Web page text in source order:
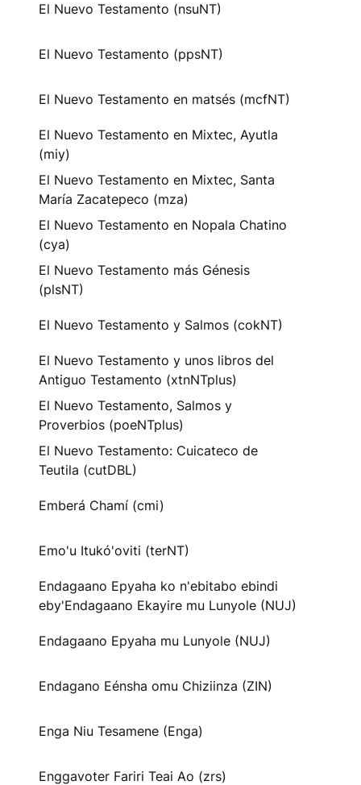
El Nuevo Testamento (nsuNT)
El Nuevo Testamento (ppsNT)
El Nuevo Testamento en matsés (mcfNT)
El Nuevo Testamento en Mixtec, Ayutla
(miy)
El Nuevo Testamento en Mixtec, Santa
María Zacatepeco (mza)
El Nuevo Testamento en Nopala Chatino
(cya)
El Nuevo Testamento más Génesis
(plsNT)
El Nuevo Testamento y Salmos (cokNT)
El Nuevo Testamento y unos libros del
Antiguo Testamento (xtnNTplus)
El Nuevo Testamento, Salmos y
Proverbios (poeNTplus)
El Nuevo Testamento: Cuicateco de
Teutila (cutDBL)
Emberá Chamí (cmi)
Emo'u Itukó'oviti (terNT)
Endagaano Epyaha ko n'ebitabo ebindi
eby'Endagaano Ekayire mu Lunyole (NUJ)
Endagaano Epyaha mu Lunyole (NUJ)
Endagano Eénsha omu Chiziinza (ZIN)
Enga Niu Tesamene (Enga)
Enggavoter Fariri Teai Ao (zrs)